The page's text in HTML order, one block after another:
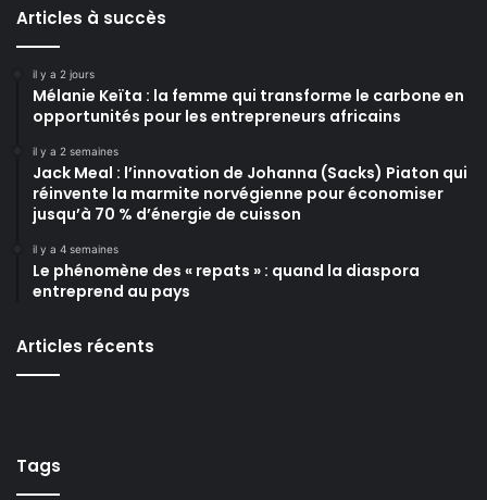
Articles à succès
il y a 2 jours
Mélanie Keïta : la femme qui transforme le carbone en
opportunités pour les entrepreneurs africains
il y a 2 semaines
Jack Meal : l’innovation de Johanna (Sacks) Piaton qui
réinvente la marmite norvégienne pour économiser
jusqu’à 70 % d’énergie de cuisson
il y a 4 semaines
Le phénomène des « repats » : quand la diaspora
entreprend au pays
Articles récents
Tags